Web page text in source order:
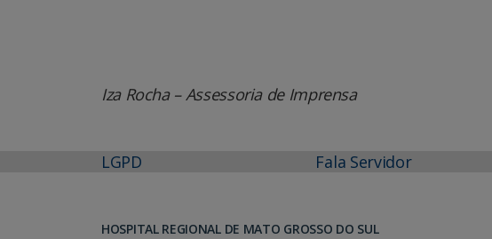
Iza Rocha – Assessoria de Imprensa
LGPD Fala Servidor
HOSPITAL REGIONAL DE MATO GROSSO DO SUL